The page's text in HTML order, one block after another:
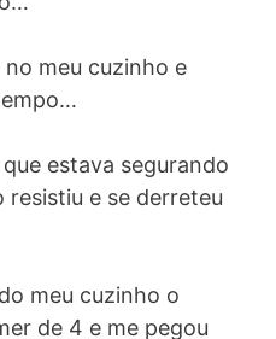
meu cuzinho e
estava segurando
e se derreteu
meu cuzinho o
de 4 e me pegou